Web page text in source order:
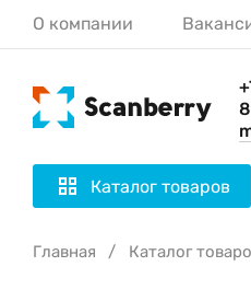
О компании
Каталог товаров
Главная Каталог